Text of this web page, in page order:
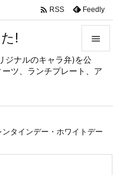
!
ジナルのキャラ弁)を公
ツ、ランチプレート、ア


メニュ
サイド

前へ

 RSS Feedly
ンタインデー・ホワイトデー